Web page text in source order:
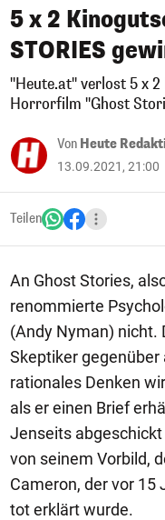
5 x 2
STORIES
"Heute.at" verlost 5 x
Horrorfilm "Ghost
Von Heute
13.09.2021, 21:00
Teilen
An Ghost Stories,
renommierte
(Andy Nyman) nicht.
Skeptiker
rationales Denken
als er einen Brief
Jenseits
von seinem Vorbild,
Cameron, der vor 15
tot erklärt wurde.